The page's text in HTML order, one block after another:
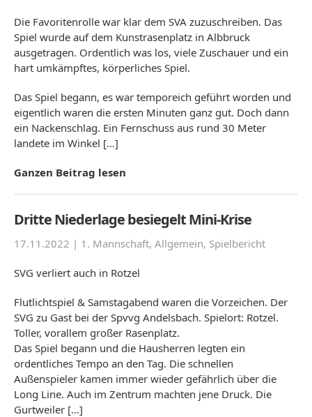
Die Favoritenrolle war klar dem SVA zuzuschreiben. Das
Spiel wurde auf dem Kunstrasenplatz in Albbruck
ausgetragen. Ordentlich was los, viele Zuschauer und ein
hart umkämpftes, körperliches Spiel.
Das Spiel begann, es war temporeich geführt worden und
eigentlich waren die ersten Minuten ganz gut. Doch dann
ein Nackenschlag. Ein Fernschuss aus rund 30 Meter
landete im Winkel […]
Ganzen Beitrag lesen
Dritte Niederlage besiegelt Mini-Krise
17.11.2022 | 1. Mannschaft, Allgemein, Spielbericht
SVG verliert auch in Rotzel
Flutlichtspiel & Samstagabend waren die Vorzeichen. Der
SVG zu Gast bei der Spvvg Andelsbach. Spielort: Rotzel.
Toller, vorallem großer Rasenplatz.
Das Spiel begann und die Hausherren legten ein
ordentliches Tempo an den Tag. Die schnellen
Außenspieler kamen immer wieder gefährlich über die
Long Line. Auch im Zentrum machten jene Druck. Die
Gurtweiler […]